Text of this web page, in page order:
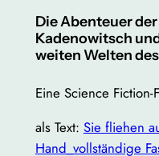
Die Abenteuer
Kadenowitsch
weiten Welten
Eine Science
als Text: Sie fliehen
Hand_vollständige